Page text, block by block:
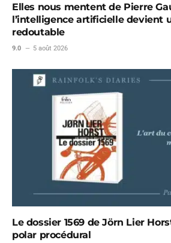
Elles nous mentent de Pierre
l’intelligence artificielle devient
redoutable
9.0 5 août 2026
Le dossier 1569 de Jörn Lier
polar procédural